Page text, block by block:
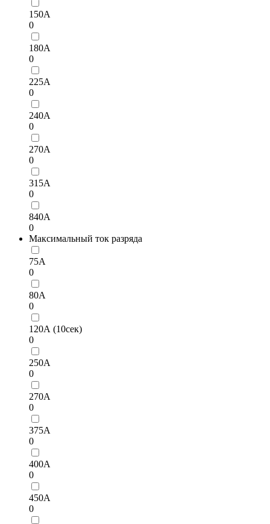
150А
0
180А
0
225А
0
240А
0
270A
0
315А
0
840A
0
Максимальный ток разряда
75А
0
80А
0
120А (10сек)
0
250А
0
270А
0
375А
0
400А
0
450А
0